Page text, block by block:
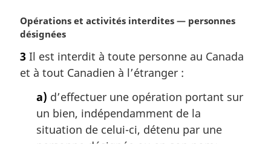
N
o
e
m
Opérations et activités interdites — personnes
désignées
3 Il est interdit à toute personne au Canada
et à tout Canadien à l’étranger :
a) d’effectuer une opération portant sur
un bien, indépendamment de la
situation de celui-ci, détenu par une